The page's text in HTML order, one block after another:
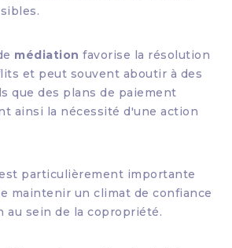
médiation favorise la résolution
et peut souvent aboutir à des
que des plans de paiement
ainsi la nécessité d'une action
particulièrement importante
maintenir un climat de confiance
au sein de la copropriété.